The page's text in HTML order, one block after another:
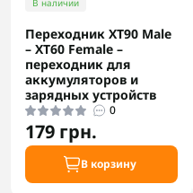
В наличии
Переходник XT90 Male
– XT60 Female –
переходник для
аккумуляторов и
зарядных устройств
0
179 грн.
В корзину